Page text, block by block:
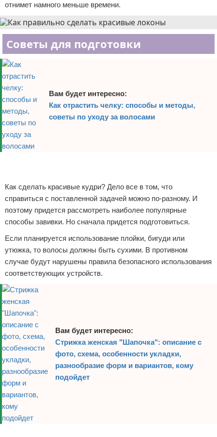
отнимет намного меньше времени.
Советы для подготовки
Вам будет интересно:
Как отрастить челку: способы и методы,
советы по уходу за волосами
Как сделать красивые кудри? Дело все в том, что
справиться с поставленной задачей можно по-разному. И
поэтому придется рассмотреть наиболее популярные
способы завивки. Но сначала придется подготовиться.
Если планируется использование плойки, бигуди или
утюжка, то волосы должны быть сухими. В противном
случае будут нарушены правила безопасного использования
соответствующих устройств.
Вам будет интересно:
Стрижка женская "Шапочка": описание с
фото, схема, особенности укладки,
разнообразие форм и вариантов, кому
подойдет